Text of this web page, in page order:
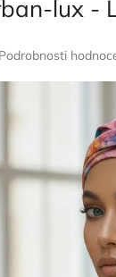
lux -
Podrobnosti